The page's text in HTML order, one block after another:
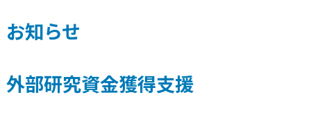
お知らせ
外部研究資金獲得支援